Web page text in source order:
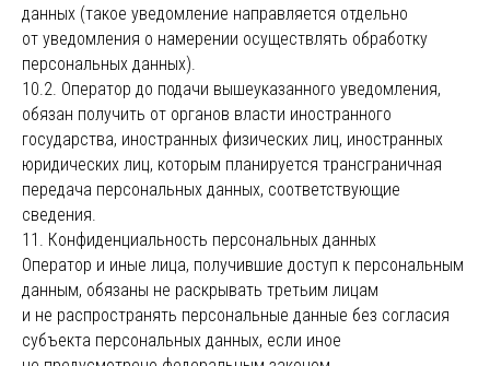
данных (такое уведомление направляется отдельно
от уведомления о намерении осуществлять обработку
персональных данных).
10.2. Оператор до подачи вышеуказанного уведомления,
обязан получить от органов власти иностранного
государства, иностранных физических лиц, иностранных
юридических лиц, которым планируется трансграничная
передача персональных данных, соответствующие
сведения.
11. Конфиденциальность персональных данных
Оператор и иные лица, получившие доступ к персональным
данным, обязаны не раскрывать третьим лицам
и не распространять персональные данные без согласия
субъекта персональных данных, если иное